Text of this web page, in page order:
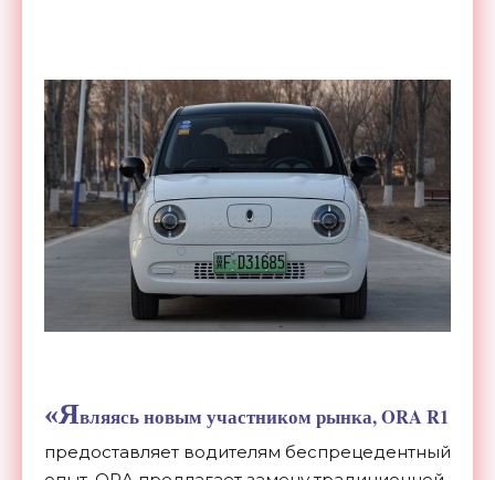
«Являясь новым участником рынка, ORA R1
предоставляет водителям беспрецедентный